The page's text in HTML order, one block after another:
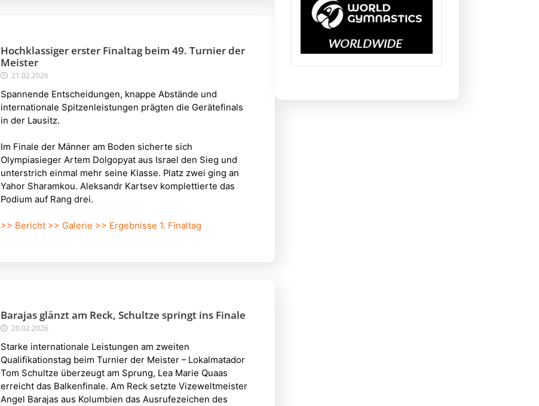
Hochklassiger erster Finaltag beim 49. Turnier der
Meister
21.02.2026
Spannende Entscheidungen, knappe Abstände und
internationale Spitzenleistungen prägten die Gerätefinals
in der Lausitz.
Im Finale der Männer am Boden sicherte sich
Olympiasieger Artem Dolgopyat aus Israel den Sieg und
unterstrich einmal mehr seine Klasse. Platz zwei ging an
Yahor Sharamkou. Aleksandr Kartsev komplettierte das
Podium auf Rang drei.
>> Bericht >> Galerie >> Ergebnisse 1. Finaltag
Barajas glänzt am Reck, Schultze springt ins Finale
20.02.2026
Starke internationale Leistungen am zweiten
Qualifikationstag beim Turnier der Meister – Lokalmatador
Tom Schultze überzeugt am Sprung, Lea Marie Quaas
erreicht das Balkenfinale. Am Reck setzte Vizeweltmeister
Angel Barajas aus Kolumbien das Ausrufezeichen des